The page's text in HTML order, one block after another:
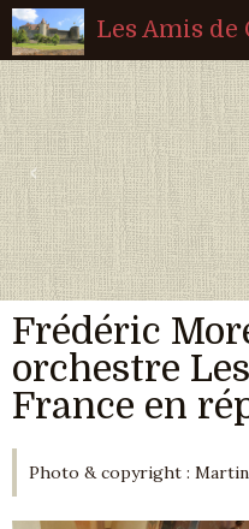
Les Amis de
Page d'accueil
Livre d'or
Agenda
Quiz
Vidéos
Album
Contact
Sondages
‹
Frédéric
orchestre
France en
Photo & copyright :